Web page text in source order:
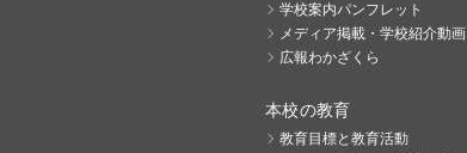
学校案内パンフレット
メディア掲載・学校紹介動画
広報わかざくら
本校の教育
教育目標と教育活動